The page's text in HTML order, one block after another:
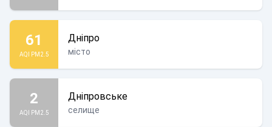
61
AQI PM2.5
Дніпро
місто
2
AQI PM2.5
Дніпровське
селище